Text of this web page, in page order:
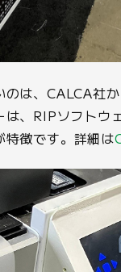
は、CALCA社
は、RIPソフトウ
特徴です。詳細は